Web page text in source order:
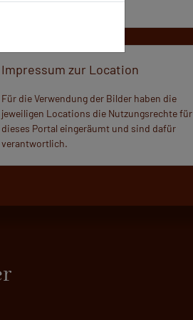
aufgerufen.
Impressum zur Location
Für die Verwendung der Bilder haben die
jeweiligen Locations die Nutzungsrechte für
dieses Portal eingeräumt und sind dafür
verantwortlich.